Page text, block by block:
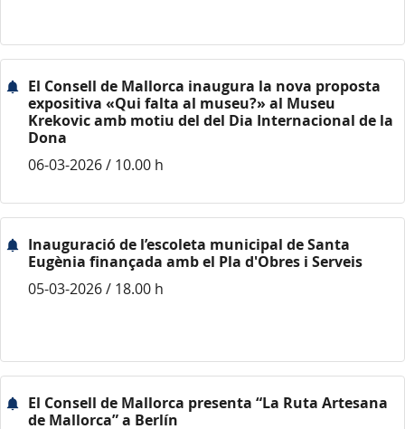
El Consell de Mallorca inaugura la nova proposta
expositiva «Qui falta al museu?» al Museu
Krekovic amb motiu del del Dia Internacional de la
Dona
06-03-2026 / 10.00 h
Inauguració de l’escoleta municipal de Santa
Eugènia finançada amb el Pla d'Obres i Serveis
05-03-2026 / 18.00 h
El Consell de Mallorca presenta “La Ruta Artesana
de Mallorca” a Berlín